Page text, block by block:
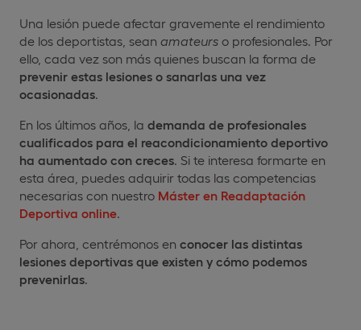
Una lesión puede afectar gravemente el rendimiento
de los deportistas, sean amateurs o profesionales. Por
ello, cada vez son más quienes buscan la forma de
prevenir estas lesiones o sanarlas una vez
ocasionadas
En los últimos años, la demanda de profesionales
cualificados para el reacondicionamiento deportivo
ha aumentado con creces . Si te interesa formarte en
esta área, puedes adquirir todas las competencias
necesarias con nuestro Máster en Readaptación
Deportiva online
Por ahora, centrémonos en conocer las distintas
lesiones deportivas que existen y cómo podemos
prevenirlas